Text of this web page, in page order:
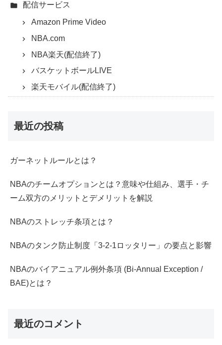
配信サービス
Amazon Prime Video
NBA.com
NBA楽天(配信終了)
バスケットボールLIVE
楽天モバイル(配信終了)
最近の投稿
ガーネットルールとは？
NBAのチームオプションとは？意味や仕組み、選手・チ
ーム双方のメリットとデメリットを解説
NBAのストレッチ条項とは？
NBAのタンク防止制度「3-2-1ロッタリー」の要点と影響
NBAのバイアニュアル例外条項 (Bi-Annual Exception /
BAE)とは？
最近のコメント